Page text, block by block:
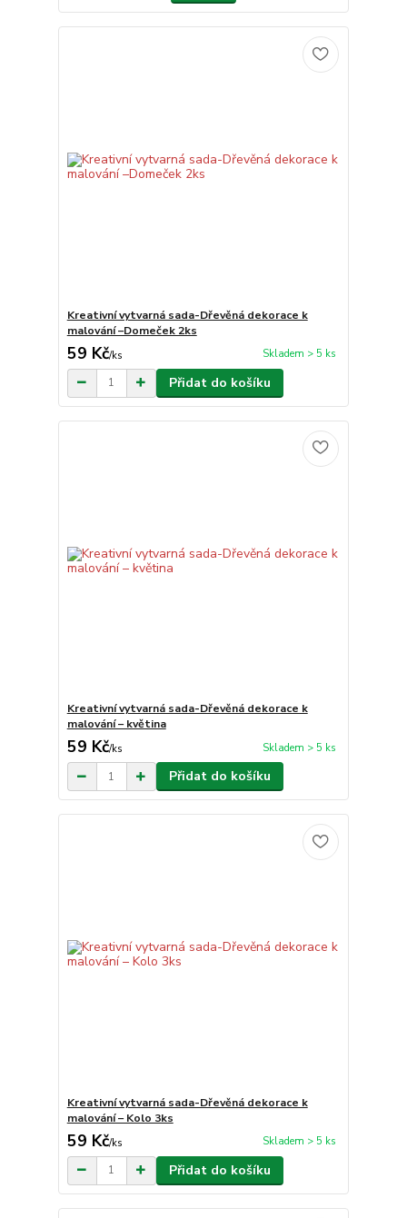
Kreativní vytvarná sada-Dřevěná dekorace k
malování –Domeček 2ks
59 Kč/ks Skladem > 5 ks
Přidat do košíku
Kreativní vytvarná sada-Dřevěná dekorace k
malování – květina
59 Kč/ks Skladem > 5 ks
Přidat do košíku
Kreativní vytvarná sada-Dřevěná dekorace k
malování – Kolo 3ks
59 Kč/ks Skladem > 5 ks
Přidat do košíku